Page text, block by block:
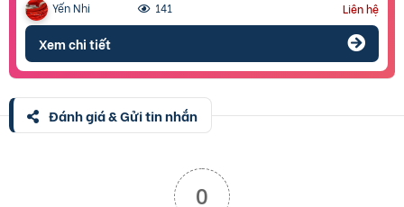
Yến Nhi 141 Liên hệ
Xem chi tiết
Đánh giá & Gửi tin nhắn
0